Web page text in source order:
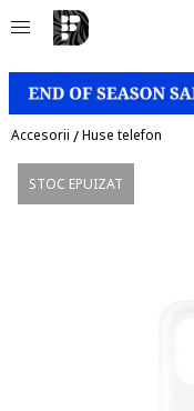
Accesorii /Huse telefon
STOC EPUIZAT